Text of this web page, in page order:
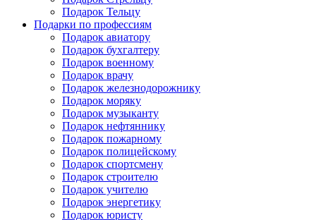
Подарок Тельцу
Подарки по профессиям
Подарок авиатору
Подарок бухгалтеру
Подарок военному
Подарок врачу
Подарок железнодорожнику
Подарок моряку
Подарок музыканту
Подарок нефтяннику
Подарок пожарному
Подарок полицейскому
Подарок спортсмену
Подарок строителю
Подарок учителю
Подарок энергетику
Подарок юристу